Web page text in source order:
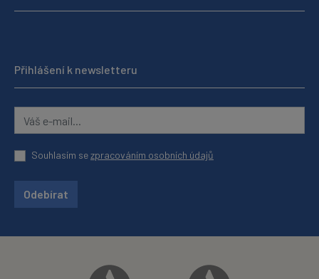
Přihlášení k newsletteru
Souhlasím sezpracováním osobních údajů
Odebírat